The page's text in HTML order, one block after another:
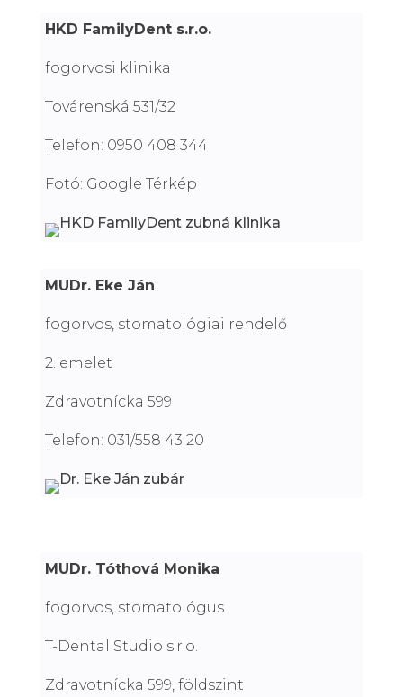
HKD FamilyDent s.r.o.
fogorvosi klinika
Továrenská 531/32
Telefon: 0950 408 344
Fotó: Google Térkép
MUDr. Eke Ján
fogorvos, stomatológiai rendelő
2. emelet
Zdravotnícka 599
Telefon: 031/558 43 20
MUDr. Tóthová Monika
fogorvos, stomatológus
T-Dental Studio s.r.o.
Zdravotnícka 599, földszint